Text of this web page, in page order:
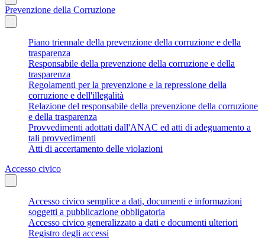
Prevenzione della Corruzione
Piano triennale della prevenzione della corruzione e della
trasparenza
Responsabile della prevenzione della corruzione e della
trasparenza
Regolamenti per la prevenzione e la repressione della
corruzione e dell'illegalità
Relazione del responsabile della prevenzione della corruzione
e della trasparenza
Provvedimenti adottati dall'ANAC ed atti di adeguamento a
tali provvedimenti
Atti di accertamento delle violazioni
Accesso civico
Accesso civico semplice a dati, documenti e informazioni
soggetti a pubblicazione obbligatoria
Accesso civico generalizzato a dati e documenti ulteriori
Registro degli accessi